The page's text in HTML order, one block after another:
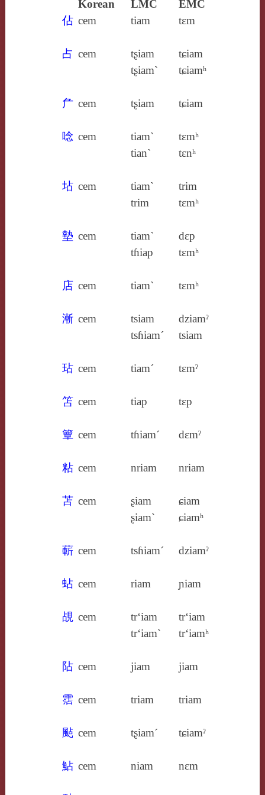
Korean LMC
EMC
佔 cem tiam tɛm
占 cem
tʂiam
tʂiam`
tɕiam
tɕiamʰ
厃 cem tʂiam tɕiam
唸 cem
tiam`
tian`
tɛmʰ
tɛnʰ
坫 cem
tiam`
trim
trim
tɛmʰ
墊 cem
tiam`
tɦiap
dɛp
tɛmʰ
店 cem tiam` tɛmʰ
漸 cem
tsiam
tsɦiam´
dziamˀ
tsiam
玷 cem tiam´ tɛmˀ
笘 cem tiap tɛp
簟 cem tɦiam´ dɛmˀ
粘 cem nriam nriam
苫 cem
ʂiam
ʂiam`
ɕiam
ɕiamʰ
蔪 cem tsɦiam´ dziamˀ
蛅 cem riam ɲiam
覘 cem
tr‘iam
tr‘iam`
tr‘iam
tr‘iamʰ
阽 cem jiam jiam
霑 cem triam triam
颭 cem tʂiam´ tɕiamˀ
鮎 cem niam nɛm